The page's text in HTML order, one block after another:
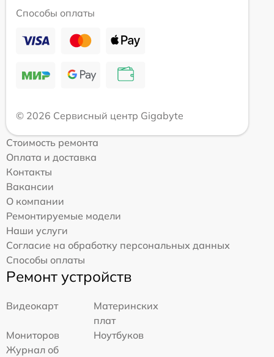
Способы оплаты
© 2026 Сервисный центр Gigabyte
Стоимость ремонта
Оплата и доставка
Контакты
Вакансии
О компании
Ремонтируемые модели
Наши услуги
Согласие на обработку персональных данных
Способы оплаты
Ремонт устройств
Видеокарт
Материнских
плат
Мониторов
Ноутбуков
Журнал об